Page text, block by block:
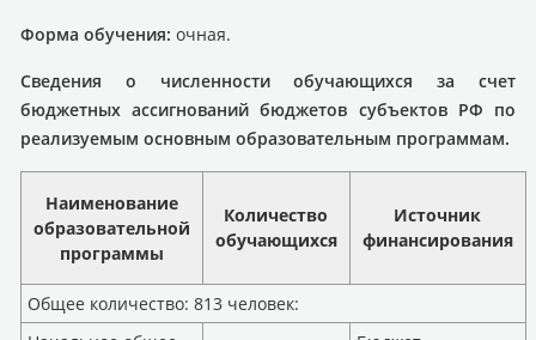
Форма обучения: очная.
Сведения о численности обучающихся за счет
бюджетных ассигнований бюджетов субъектов РФ по
реализуемым основным образовательным программам.
Наименование
образовательной
программы
Количество
обучающихся
Источник
финансирования
Общее количество: 813 человек: